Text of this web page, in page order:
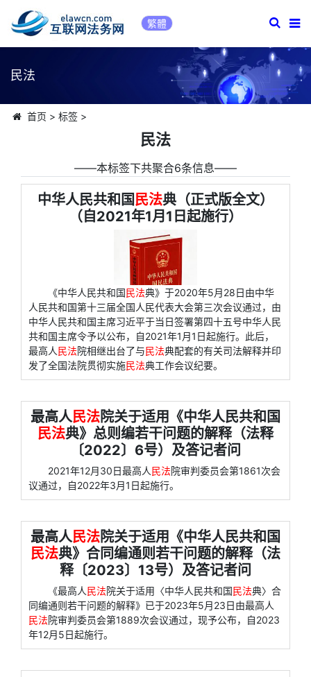
繁體
民法
首页 > 标签>
民法
――本标签下共聚合6条信息――
中华人民共和国民法典（正式版全文）
（自2021年1月1日起施行）
《中华人民共和国民法典》于2020年5月28日由中华
人民共和国第十三届全国人民代表大会第三次会议通过，由
中华人民共和国主席习近平于当日签署第四十五号中华人民
共和国主席令予以公布，自2021年1月1日起施行。此后，
最高人民法院相继出台了与民法典配套的有关司法解释并印
发了全国法院贯彻实施民法典工作会议纪要。
最高人民法院关于适用《中华人民共和国
民法典》总则编若干问题的解释（法释
〔2022〕6号）及答记者问
2021年12月30日最高人民法院审判委员会第1861次会
议通过，自2022年3月1日起施行。
最高人民法院关于适用《中华人民共和国
民法典》合同编通则若干问题的解释（法
释〔2023〕13号）及答记者问
《最高人民法院关于适用〈中华人民共和国民法典〉合
同编通则若干问题的解释》已于2023年5月23日由最高人
民法院审判委员会第1889次会议通过，现予公布，自2023
年12月5日起施行。